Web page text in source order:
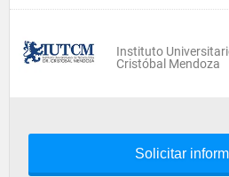
Instituto
Cristóbal Mendoza
Solicitar